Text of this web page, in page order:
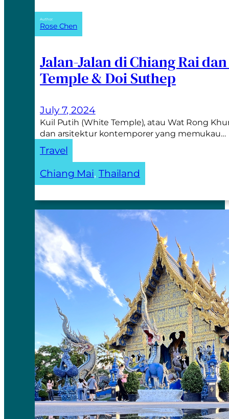
Author:
Rose Chen
Jalan-Jalan di Chiang Rai
Temple & Doi Suthep
July 7, 2024
Kuil Putih (White Temple), atau Wat Rong
dan arsitektur kontemporer yang memukau…
Travel
Chiang Mai, Thailand